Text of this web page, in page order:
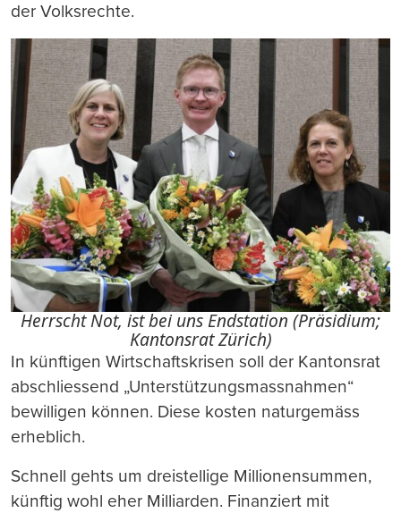
der Volksrechte.
Herrscht Not, ist bei uns Endstation (Präsidium;
Kantonsrat Zürich)
In künftigen Wirtschaftskrisen soll der Kantonsrat
abschliessend „Unterstützungsmassnahmen“
bewilligen können. Diese kosten naturgemäss
erheblich.
Schnell gehts um dreistellige Millionensummen,
künftig wohl eher Milliarden. Finanziert mit